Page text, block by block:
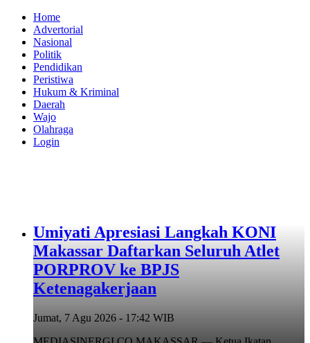
Home
Advertorial
Nasional
Politik
Pendidikan
Peristiwa
Hukum & Kriminal
Daerah
Wajo
Olahraga
Login
Umiyati Apresiasi Langkah KONI
Makassar Daftarkan Seluruh Atlet
PORPROV ke BPJS
Ketenagakerjaan
Jumat, 7 Agu 2026 - 17:42 WIB